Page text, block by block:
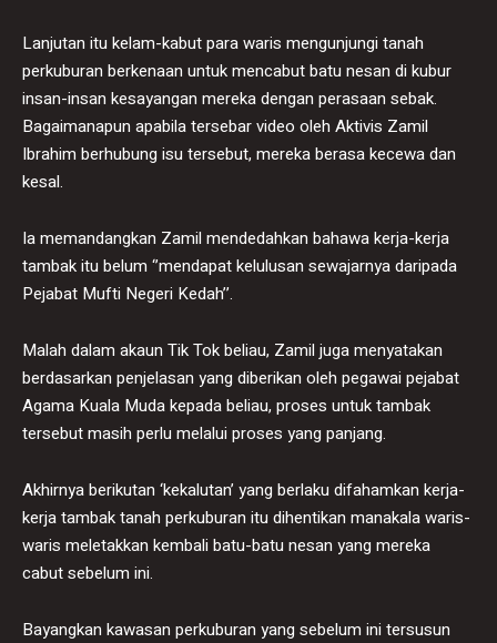
Lanjutan itu kelam-kabut para waris mengunjungi tanah
perkuburan berkenaan untuk mencabut batu nesan di kubur
insan-insan kesayangan mereka dengan perasaan sebak.
Bagaimanapun apabila tersebar video oleh Aktivis Zamil
Ibrahim berhubung isu tersebut, mereka berasa kecewa dan
kesal.
Ia memandangkan Zamil mendedahkan bahawa kerja-kerja
tambak itu belum ‘’mendapat kelulusan sewajarnya daripada
Pejabat Mufti Negeri Kedah’’.
Malah dalam akaun Tik Tok beliau, Zamil juga menyatakan
berdasarkan penjelasan yang diberikan oleh pegawai pejabat
Agama Kuala Muda kepada beliau, proses untuk tambak
tersebut masih perlu melalui proses yang panjang.
Akhirnya berikutan ‘kekalutan’ yang berlaku difahamkan kerja-
kerja tambak tanah perkuburan itu dihentikan manakala waris-
waris meletakkan kembali batu-batu nesan yang mereka
cabut sebelum ini.
Bayangkan kawasan perkuburan yang sebelum ini tersusun